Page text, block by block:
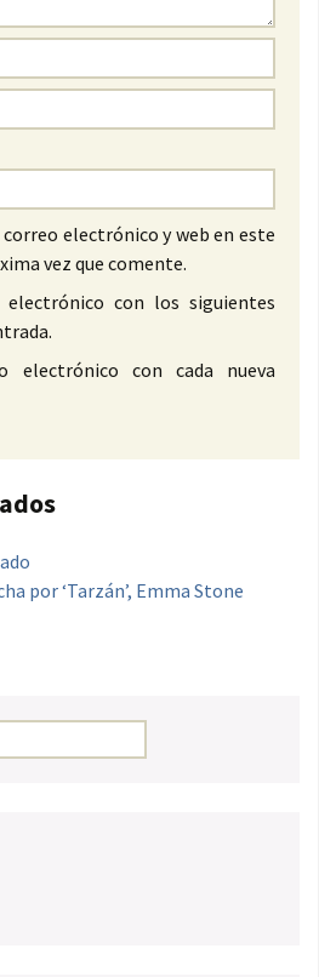
electrónico y web en este
vez que comente.
con los siguientes
electrónico con cada nueva
por ‘Tarzán’, Emma Stone